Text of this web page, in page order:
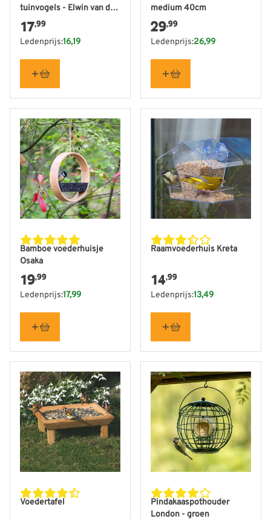
tuinvogels - Elwin van der
Kolk
17,99
Ledenprijs:16,19
medium 40cm
29,99
Ledenprijs:26,99
Bamboe voederhuisje
Osaka
19,99
Ledenprijs:17,99
Raamvoederhuis Kreta
14,99
Ledenprijs:13,49
Voedertafel
Pindakaaspothouder
London - groen